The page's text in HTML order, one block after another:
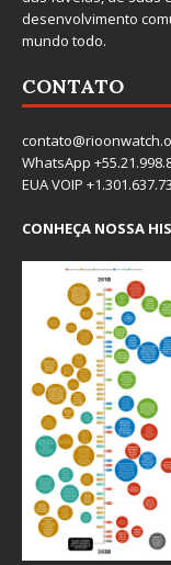
desenvolvimento
mundo todo.
CONTATO
WhatsApp
EUA VOIP
CONHEÇA NOSSA